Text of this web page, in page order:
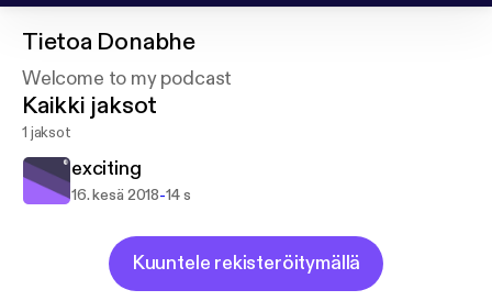
Tietoa Donabhe
Welcome to my podcast
Kaikki jaksot
1 jaksot
exciting
16. kesä 2018-14 s
Kuuntele rekisteröitymällä